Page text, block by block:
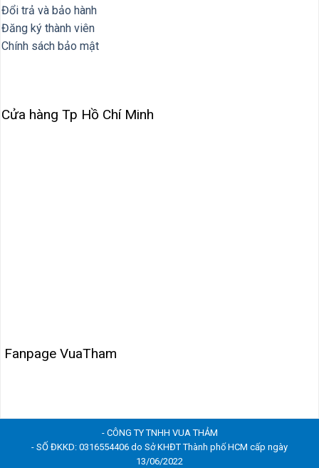
Đổi trả và bảo hành
Đăng ký thành viên
Chính sách bảo mật
Cửa hàng Tp Hồ Chí Minh
Fanpage VuaTham
- CÔNG TY TNHH VUA THẢM
- SỐ ĐKKD: 0316554406 do Sở KHĐT Thành phố HCM cấp ngày
13/06/2022